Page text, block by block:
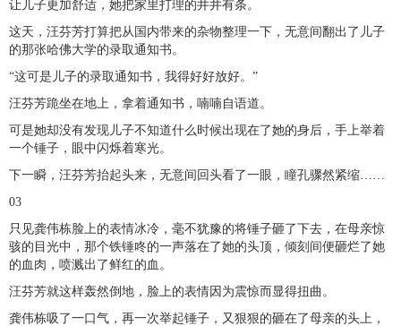
让儿子更加舒适，她把家里打理的井井有条。
这天，汪芬芳打算把从国内带来的杂物整理一下，无意间翻出了儿子
的那张哈佛大学的录取通知书。
“这可是儿子的录取通知书，我得好好放好。”
汪芬芳跪坐在地上，拿着通知书，喃喃自语道。
可是她却没有发现儿子不知道什么时候出现在了她的身后，手上举着
一个锤子，眼中闪烁着寒光。
下一瞬，汪芬芳抬起头来，无意间回头看了一眼，瞳孔骤然紧缩……
03
只见龚伟栋脸上的表情冰冷，毫不犹豫的将锤子砸了下去，在母亲惊
骇的目光中，那个铁锤咚的一声落在了她的头顶，倾刻间便砸烂了她
的血肉，喷溅出了鲜红的血。
汪芬芳就这样轰然倒地，脸上的表情因为震惊而显得扭曲。
龚伟栋吸了一口气，再一次举起锤子，又狠狠的砸在了母亲的头上，